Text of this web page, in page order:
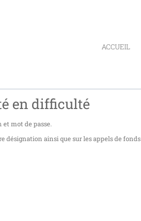
ACCUEIL
en difficulté
mot de passe.
ainsi que sur les appels de fonds